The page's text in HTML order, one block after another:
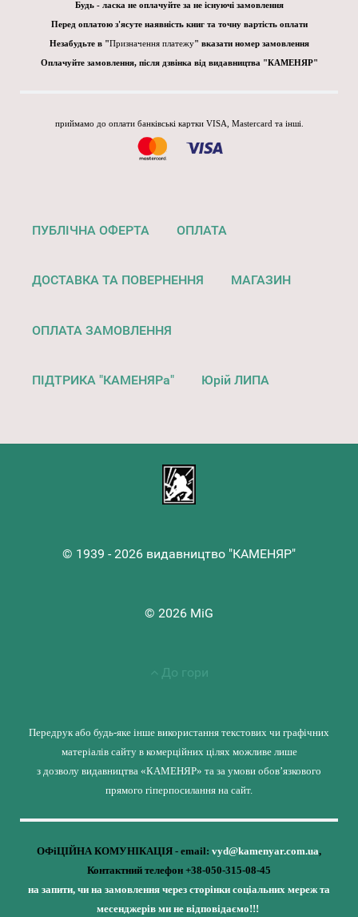
Будь - ласка не оплачуйте за не існуючі замовлення
Перед оплатою з'ясуте наявність книг та точну вартість оплати
Незабудьте в "Призначення платежу" вказати номер замовлення
Оплачуйте замовлення, після дзвінка від видавництва "КАМЕНЯР"
приймамо до оплати банківські картки VISA, Mastercard та інші.
ПУБЛІЧНА ОФЕРТА ОПЛАТА
ДОСТАВКА ТА ПОВЕРНЕННЯ МАГАЗИН
ОПЛАТА ЗАМОВЛЕННЯ
ПІДТРИКА "КАМЕНЯРа" Юрій ЛИПА
© 1939 - 2026 видавництво "КАМЕНЯР"
© 2026 MiG
До гори
Передрук або будь-яке інше використання текстових чи графічних
матеріалів сайту в комерційних цілях можливе лише
з дозволу видавництва «КАМЕНЯР» та за умови обов’язкового
прямого гіперпосилання на сайт.
ОФіЦІЙНА КОМУНІКАЦІЯ - email: vyd@kamenyar.com.ua,
Контактний телефон +38-050-315-08-45
на запити, чи на замовлення через сторінки соціальних мереж та
месенджерів ми не відповідаємо!!!